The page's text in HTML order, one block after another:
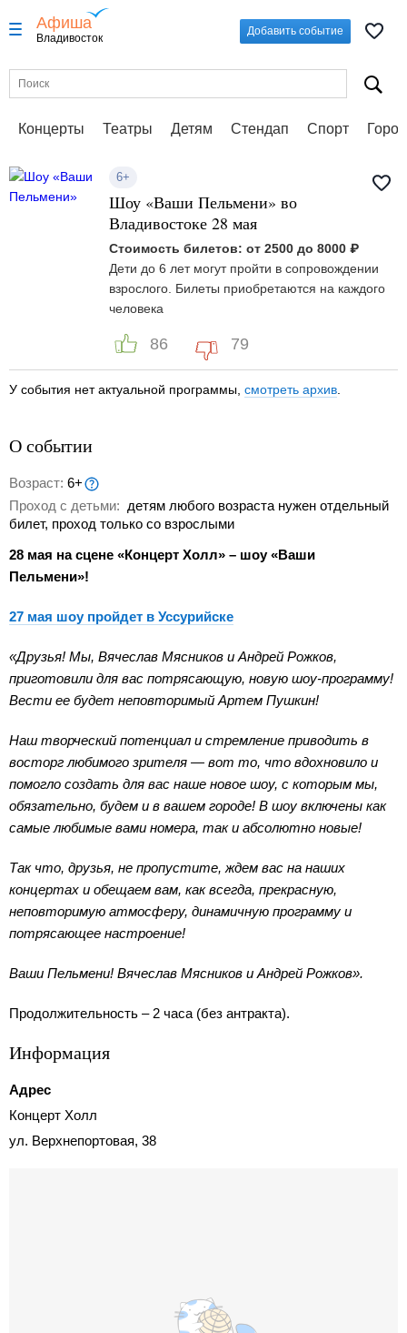
Афиша
Владивосток
Добавить событие
Концерты Театры Детям Стендап Спорт
6+
Шоу «Ваши Пельмени» во
Владивостоке 28 мая
Стоимость билетов: от 2500 до 8000 ₽
Дети до 6 лет могут пройти в сопровождении
взрослого. Билеты приобретаются на каждого
человека
86 79
У события нет актуальной программы, смотреть архив
О событии
Возраст: 6+
Проход с детьми: детям любого возраста нужен отдельный
билет, проход только со взрослыми
28 мая на сцене «Концерт Холл» – шоу «Ваши
Пельмени»!
27 мая шоу пройдет в Уссурийске
«Друзья! Мы, Вячеслав Мясников и Андрей Рожков,
приготовили для вас потрясающую, новую шоу-программу!
Вести ее будет неповторимый Артем Пушкин!
Наш творческий потенциал и стремление приводить в
восторг любимого зрителя — вот то, что вдохновило и
помогло создать для вас наше новое шоу, с которым мы,
обязательно, будем и в вашем городе! В шоу включены как
самые любимые вами номера, так и абсолютно новые!
Так что, друзья, не пропустите, ждем вас на наших
концертах и обещаем вам, как всегда, прекрасную,
неповторимую атмосферу, динамичную программу и
потрясающее настроение!
Ваши Пельмени! Вячеслав Мясников и Андрей Рожков».
Продолжительность – 2 часа (без антракта).
Информация
Адрес
Концерт Холл
ул. Верхнепортовая, 38